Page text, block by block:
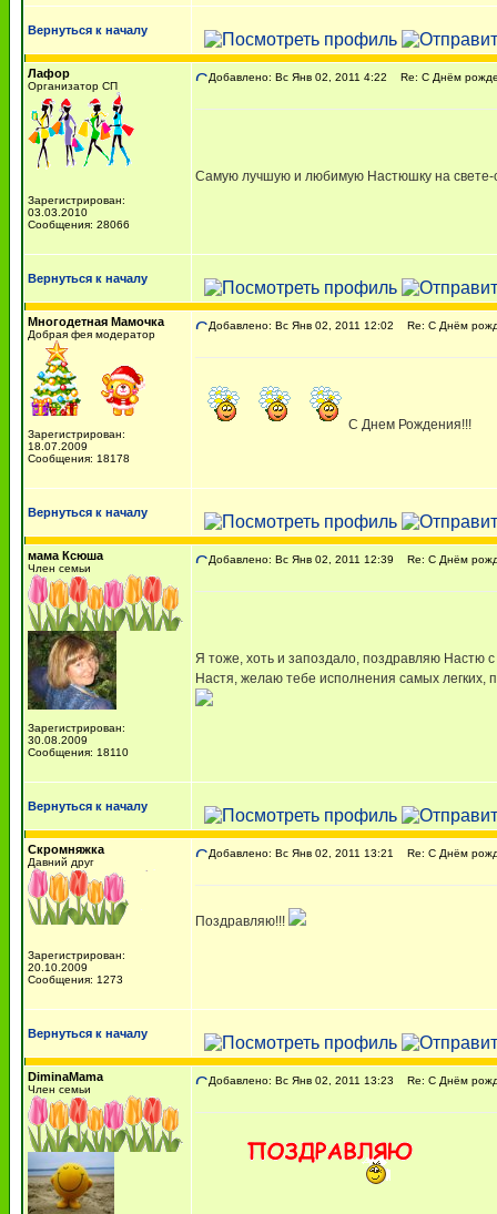
Вернуться к началу
Лафор
Организатор СП
Зарегистрирован:
03.03.2010
Сообщения: 28066
Добавлено: Вс Янв 02, 2011 4:22 Re: С Днём
Самую лучшую и любимую Настюшку на
Вернуться к началу
Многодетная Мамочка
Добрая фея модератор
Зарегистрирован:
18.07.2009
Сообщения: 18178
Добавлено: Вс Янв 02, 2011 12:02 Re: С Днём
С Днем Рождения!!!
Вернуться к началу
мама Ксюша
Член семьи
Зарегистрирован:
30.08.2009
Сообщения: 18110
Добавлено: Вс Янв 02, 2011 12:39 Re: С Днём
Я тоже, хоть и запоздало, поздравляю Настю
Настя, желаю тебе исполнения самых легких,
Вернуться к началу
Скромняжка
Давний друг
Зарегистрирован:
20.10.2009
Сообщения: 1273
Добавлено: Вс Янв 02, 2011 13:21 Re: С Днём
Поздравляю!!!
Вернуться к началу
DiminaMama
Член семьи
Добавлено: Вс Янв 02, 2011 13:23 Re: С Днём